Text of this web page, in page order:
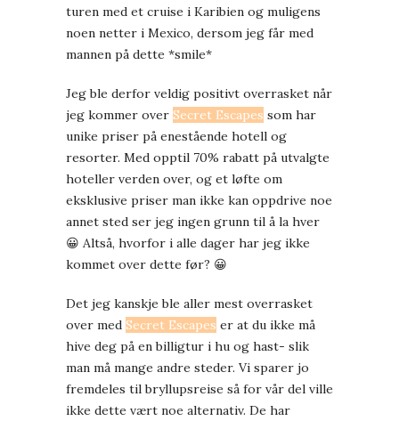
turen med et cruise i Karibien og muligens
noen netter i Mexico, dersom jeg får med
mannen på dette *smile*
Jeg ble derfor veldig positivt overrasket når
jeg kommer over Secret Escapes som har
unike priser på enestående hotell og
resorter. Med opptil 70% rabatt på utvalgte
hoteller verden over, og et løfte om
eksklusive priser man ikke kan oppdrive noe
annet sted ser jeg ingen grunn til å la hver
😀 Altså, hvorfor i alle dager har jeg ikke
kommet over dette før? 😀
Det jeg kanskje ble aller mest overrasket
over med Secret Escapes er at du ikke må
hive deg på en billigtur i hu og hast- slik
man må mange andre steder. Vi sparer jo
fremdeles til bryllupsreise så for vår del ville
ikke dette vært noe alternativ. De har